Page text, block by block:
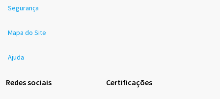
Segurança
Mapa do Site
Ajuda
Redes sociais Certificações